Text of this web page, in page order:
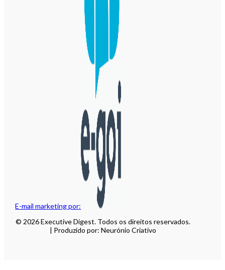
E-mail marketing por:
© 2026 Executive Digest. Todos os direitos reservados.
| Produzido por: Neurónio Criativo